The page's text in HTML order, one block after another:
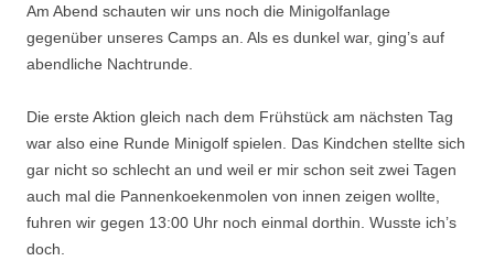
Am Abend schauten wir uns noch die Minigolfanlage
gegenüber unseres Camps an. Als es dunkel war, ging’s auf
abendliche Nachtrunde.
Die erste Aktion gleich nach dem Frühstück am nächsten Tag
war also eine Runde Minigolf spielen. Das Kindchen stellte sich
gar nicht so schlecht an und weil er mir schon seit zwei Tagen
auch mal die Pannenkoekenmolen von innen zeigen wollte,
fuhren wir gegen 13:00 Uhr noch einmal dorthin. Wusste ich’s
doch.